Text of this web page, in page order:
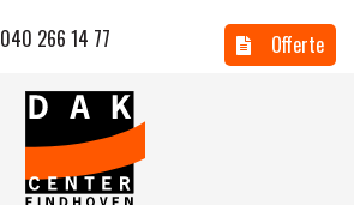
040 266 14 77 Offerte